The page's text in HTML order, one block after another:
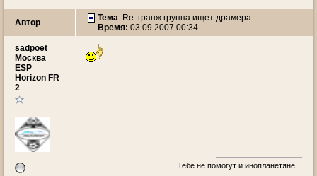
Автор Тема: Re: гранж группа ищет драмера
Время: 03.09.2007 00:34
sadpoet
Москва
ESP
Horizon FR
2
Тебе не помогут и инопланетяне